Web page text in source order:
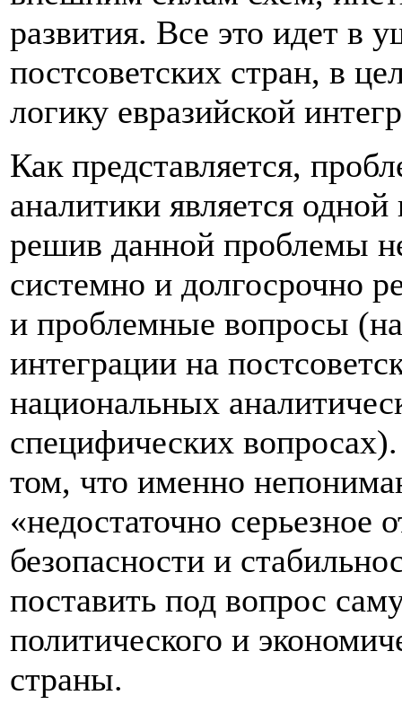
развития. Все это идет в
постсоветских стран, в
логику евразийской
Как представляется,
аналитики является
решив данной проблемы
системно и долгосрочно
и проблемные вопросы
интеграции на
национальных
специфических
том, что именно
«недостаточно серьезное
безопасности и
поставить под вопрос
политического и
страны.